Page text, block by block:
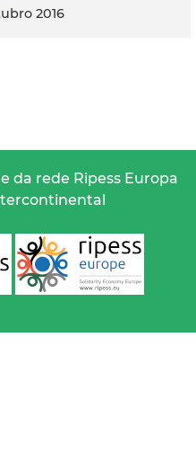
2016
da rede Ripess Europa